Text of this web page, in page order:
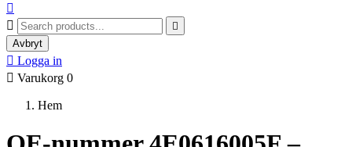



Avbryt
 Logga in
 Varukorg 0
Hem